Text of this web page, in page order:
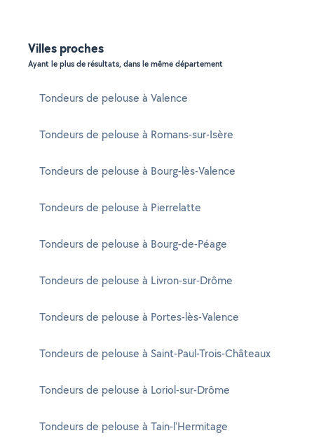
Villes proches
Ayant le plus de résultats, dans le même département
Tondeurs de pelouse à Valence
Tondeurs de pelouse à Romans-sur-Isère
Tondeurs de pelouse à Bourg-lès-Valence
Tondeurs de pelouse à Pierrelatte
Tondeurs de pelouse à Bourg-de-Péage
Tondeurs de pelouse à Livron-sur-Drôme
Tondeurs de pelouse à Portes-lès-Valence
Tondeurs de pelouse à Saint-Paul-Trois-Châteaux
Tondeurs de pelouse à Loriol-sur-Drôme
Tondeurs de pelouse à Tain-l'Hermitage